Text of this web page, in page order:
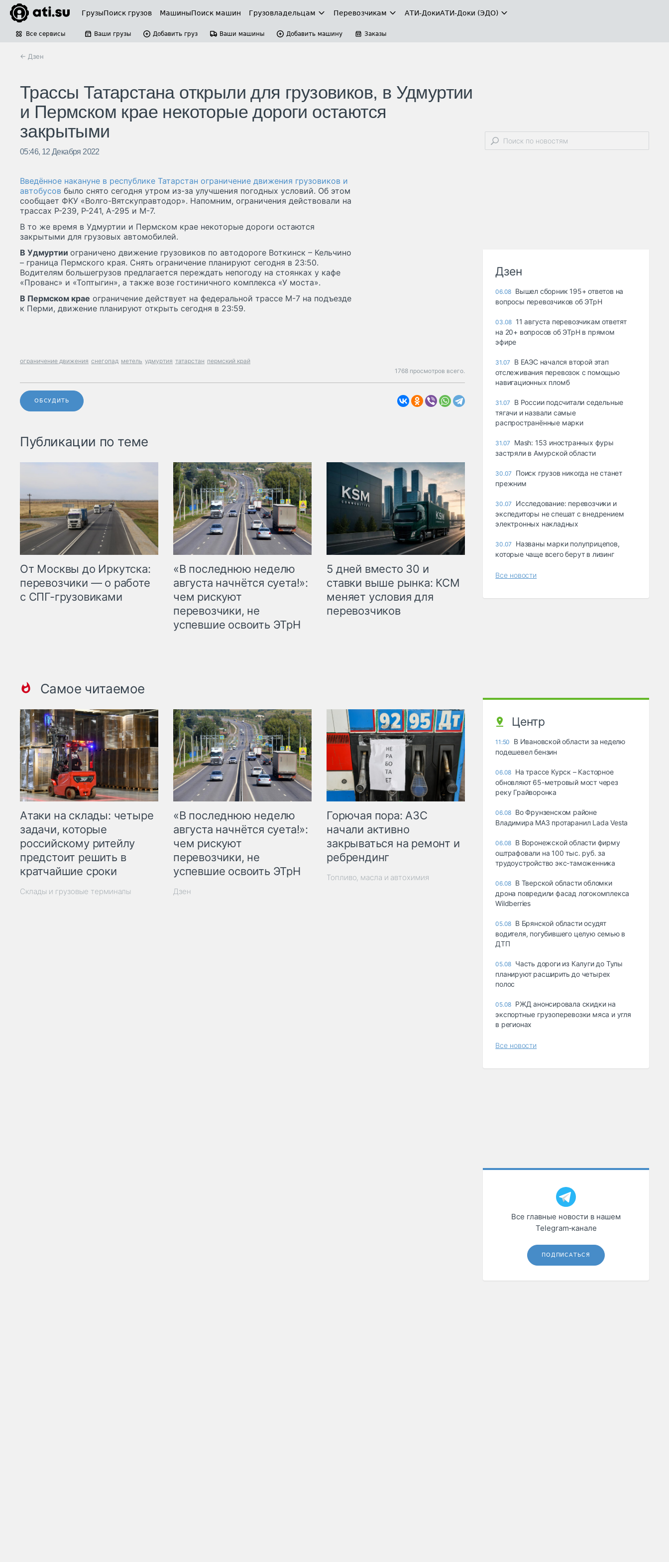
ГрузыПоиск грузов МашиныПоиск машин Грузовладельцам Перевозчикам АТИ-ДокиАТИ-Доки (ЭДО)
Все сервисы Ваши грузы Добавить груз Ваши машины Добавить машину Заказы
← Дзен
Трассы Татарстана открыли для грузовиков, в Удмуртии
и Пермском крае некоторые дороги остаются
закрытыми
05:46, 12 Декабря 2022
Введённое накануне в республике Татарстан ограничение движения грузовиков и
автобусов было снято сегодня утром из-за улучшения погодных условий. Об этом
сообщает ФКУ «Волго-Вятскуправтодор». Напомним, ограничения действовали на
трассах Р-239, Р-241, А-295 и М-7.
В то же время в Удмуртии и Пермском крае некоторые дороги остаются
закрытыми для грузовых автомобилей.
В Удмуртии ограничено движение грузовиков по автодороге Воткинск – Кельчино
– граница Пермского края. Снять ограничение планируют сегодня в 23:50.
Водителям большегрузов предлагается переждать непогоду на стоянках у кафе
«Прованс» и «Топтыгин», а также возе гостиничного комплекса «У моста».
В Пермском крае ограничение действует на федеральной трассе М-7 на подъезде
к Перми, движение планируют открыть сегодня в 23:59.
ограничение движения снегопад метель удмуртия татарстан пермский край
1768 просмотров всего.
ОБСУДИТЬ
Публикации по теме
От Москвы до Иркутска:
перевозчики — о работе
с СПГ-грузовиками
«В последнюю неделю
августа начнётся суета!»:
чем рискуют
перевозчики, не
успевшие освоить ЭТрН
5 дней вместо 30 и
ставки выше рынка: КСМ
меняет условия для
перевозчиков
Самое читаемое
Атаки на склады: четыре
задачи, которые
российскому ритейлу
предстоит решить в
кратчайшие сроки
Склады и грузовые терминалы
«В последнюю неделю
августа начнётся суета!»:
чем рискуют
перевозчики, не
успевшие освоить ЭТрН
Дзен
Горючая пора: АЗС
начали активно
закрываться на ремонт и
ребрендинг
Топливо, масла и автохимия
Дзен
06.08 Вышел сборник 195+ ответов на
вопросы перевозчиков об ЭТрН
03.08 11 августа перевозчикам ответят
на 20+ вопросов об ЭТрН в прямом
эфире
31.07
В ЕАЭС начался второй этап
отслеживания перевозок с помощью
навигационных пломб
31.07
В России подсчитали седельные
тягачи и назвали самые
распространённые марки
31.07
Mash: 153 иностранных фуры
застряли в Амурской области
30.07
Поиск грузов никогда не станет
прежним
30.07
Исследование: перевозчики и
экспедиторы не спешат с внедрением
электронных накладных
30.07
Названы марки полуприцепов,
которые чаще всего берут в лизинг
Все новости
Центр
11:50
В Ивановской области за неделю
подешевел бензин
06.08 На трассе Курск – Касторное
обновляют 65-метровый мост через
реку Грайворонка
06.08 Во Фрунзенском районе
Владимира МАЗ протаранил Lada Vesta
06.08 В Воронежской области фирму
оштрафовали на 100 тыс. руб. за
трудоустройство экс-таможенника
06.08 В Тверской области обломки
дрона повредили фасад логокомплекса
Wildberries
05.08 В Брянской области осудят
водителя, погубившего целую семью в
ДТП
05.08 Часть дороги из Калуги до Тулы
планируют расширить до четырех
полос
05.08 РЖД анонсировала скидки на
экспортные грузоперевозки мяса и угля
в регионах
Все новости
Все главные новости в нашем
Telegram‑канале
ПОДПИСАТЬСЯ